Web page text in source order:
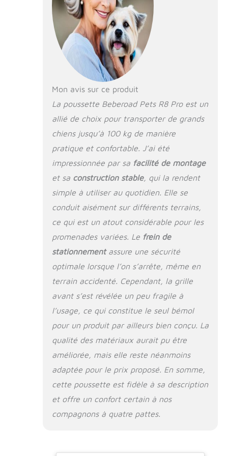
chiens
surdimensionnés et
les chiens de grande
taille. [Bouton
unique] Notre
poussette pour
animaux de
d'un design pliable
convivial à un
rend pratique pour
le transport ou le
stockage en voiture.
remorque de vélo
polyvalente :
poussette en
remorque de vélo et
profitez de vos
courses avec votre
chien, offrez-lui une
compagnie et
profitez de votre
temps libre.
Windows All
Direction pour l'air
scéniques : notre
poussette pour
animaux de
compagnie est
conçue avec des
fenêtres sur tous les
côtés, à l'exception
du châssis et du
dos, assurant à
votre chien de
envie de l'hiver ?
Mon avis sur ce produit
La poussette Beberoad Pets R8 Pro est un
allié de choix pour transporter de grands
chiens jusqu’à 100 kg de manière
pratique et confortable. J’ai été
impressionnée par sa facilité de montage
et sa construction stable, qui la rendent
simple à utiliser au quotidien. Elle se
conduit aisément sur différents terrains,
ce qui est un atout considérable pour les
promenades variées. Le frein de
stationnementassure une sécurité
optimale lorsque l’on s’arrête, même en
terrain accidenté. Cependant, la grille
avant s’est révélée un peu fragile à
l’usage, ce qui constitue le seul bémol
pour un produit par ailleurs bien conçu. La
qualité des matériaux aurait pu être
améliorée, mais elle reste néanmoins
adaptée pour le prix proposé. En somme,
cette poussette est fidèle à sa description
et offre un confort certain à nos
compagnons à quatre pattes.